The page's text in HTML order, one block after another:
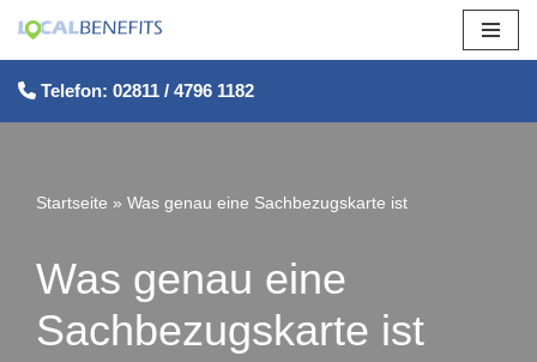
Zum
Inhalt
springen
Telefon: 02811 / 4796 1182
Startseite » Was genau eine Sachbezugskarte ist
Was genau eine
Sachbezugskarte ist